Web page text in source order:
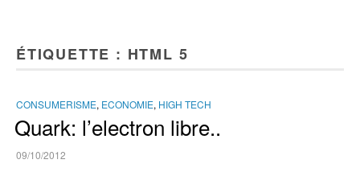
ÉTIQUETTE : HTML 5
CONSUMERISME, ECONOMIE, HIGH TECH
Quark: l’electron libre..
09/10/2012